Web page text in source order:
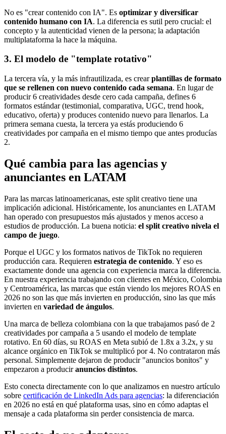
No es "crear contenido con IA". Es optimizar y diversificar
contenido humano con IA. La diferencia es sutil pero crucial: el
concepto y la autenticidad vienen de la persona; la adaptación
multiplataforma la hace la máquina.
3. El modelo de "template rotativo"
La tercera vía, y la más infrautilizada, es crearplantillas de formato
que se rellenen con nuevo contenido cada semana. En lugar de
producir 6 creatividades desde cero cada campaña, defines 6
formatos estándar (testimonial, comparativa, UGC, trend hook,
educativo, oferta) y produces contenido nuevo para llenarlos. La
primera semana cuesta, la tercera ya estás produciendo 6
creatividades por campaña en el mismo tiempo que antes producías
2.
Qué cambia para las agencias y
anunciantes en LATAM
Para las marcas latinoamericanas, este split creativo tiene una
implicación adicional. Históricamente, los anunciantes en LATAM
han operado con presupuestos más ajustados y menos acceso a
estudios de producción. La buena noticia: el split creativo nivela el
campo de juego.
Porque el UGC y los formatos nativos de TikTok no requieren
producción cara. Requieren estrategia de contenido. Y eso es
exactamente donde una agencia con experiencia marca la diferencia.
En nuestra experiencia trabajando con clientes en México, Colombia
y Centroamérica, las marcas que están viendo los mejores ROAS en
2026 no son las que más invierten en producción, sino las que más
invierten en variedad de ángulos.
Una marca de belleza colombiana con la que trabajamos pasó de 2
creatividades por campaña a 5 usando el modelo de template
rotativo. En 60 días, su ROAS en Meta subió de 1.8x a 3.2x, y su
alcance orgánico en TikTok se multiplicó por 4. No contrataron más
personal. Simplemente dejaron de producir "anuncios bonitos" y
empezaron a produciranuncios distintos.
Esto conecta directamente con lo que analizamos en nuestro artículo
sobre certificación de LinkedIn Ads para agencias: la diferenciación
en 2026 no está en qué plataforma usas, sino en cómo adaptas el
mensaje a cada plataforma sin perder consistencia de marca.